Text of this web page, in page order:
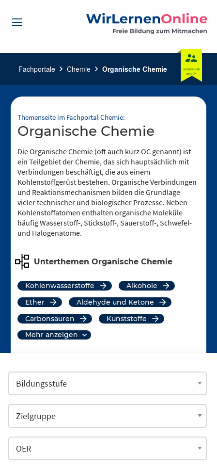
Fachportale chevron_right Chemie chevron_right Organische Chemie
Themenseite im Fachportal Chemie:
Organische Chemie
Die Organische Chemie (oft auch kurz OC genannt) ist
ein Teilgebiet der Chemie, das sich hauptsächlich mit
Verbindungen beschäftigt, die aus einem
Kohlenstoffgerüst bestehen. Organische Verbindungen
und Reaktionsmechanismen bilden die Grundlage
vieler technischer und biologischer Prozesse. Neben
Kohlenstoffatomen enthalten organische Moleküle
häufig Wasserstoff-, Stickstoff-, Sauerstoff-, Schwefel-
und Halogenatome.
Unterthemen Organische Chemie
Kohlenwasserstoffe
Alkohole
Ether
Aldehyde und Ketone
Carbonsäuren
Kunststoffe
mehr anzeigen